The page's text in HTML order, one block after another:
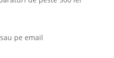
pe email